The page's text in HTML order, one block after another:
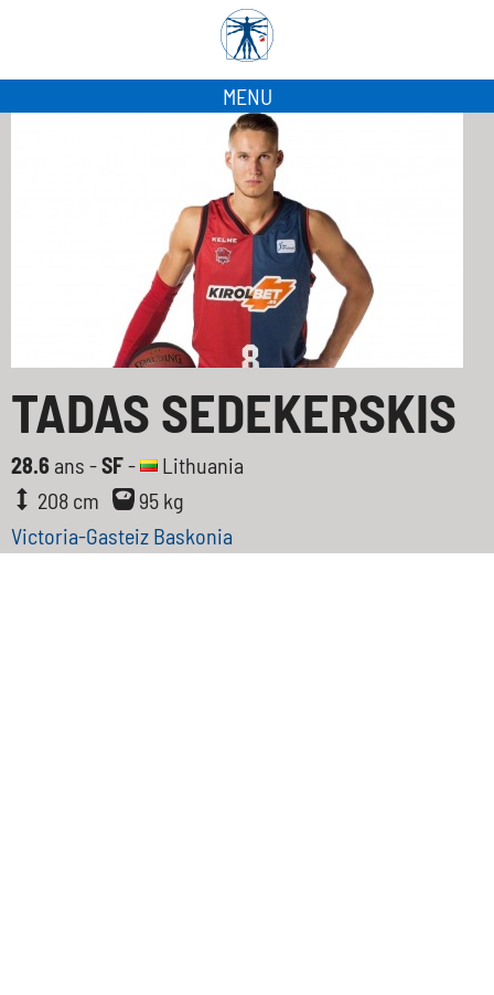
MENU
TADAS SEDEKERSKIS
28.6 ans -SF-
Lithuania
208 cm
95 kg
Victoria-Gasteiz Baskonia